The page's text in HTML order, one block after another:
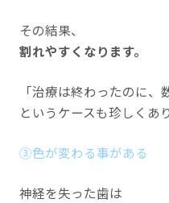
その結果、
割れやすくなります。
「治療は終わったのに、
というケースも珍しくあ
③色が変わる事がある
神経を失った歯は